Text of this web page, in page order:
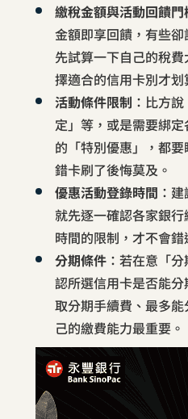
繳稅金額與活動回饋門
金額即享回饋，有些
先試算一下自己的稅
擇適合的信用卡別才划
活動條件限制 ：比方
定」等，或是需要綁
的「特別優惠」，都
錯卡刷了後悔莫及。
優惠活動登錄時間 ：
就先逐一確認各家銀
時間的限制，才不會錯
分期條件 ：若在意「
認所選信用卡是否能
取分期手續費、最多
己的繳費能力最重要。